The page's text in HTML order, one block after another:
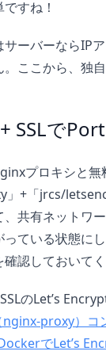
すね！
ーバーならIP
ここから、独
SSLで
プロキシと無
」+「jrcs/
、共有ネットワ
っている状態に
確認しておいて
のLet’s
nginx-proxy）
でLet’s